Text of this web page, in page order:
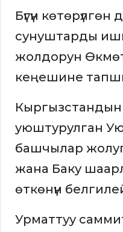
Бүгүн
сунуштарды
жолдорун
кеңешине
уюштурулган
башчылар
жана Баку
өткөнүн
Урматтуу